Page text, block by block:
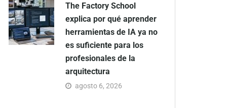
The Factory School
explica por qué aprender
herramientas de IA ya no
es suficiente para los
profesionales de la
arquitectura
agosto 6, 2026